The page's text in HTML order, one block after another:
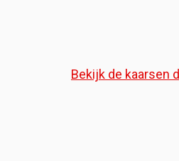
Bekijk de kaarsen